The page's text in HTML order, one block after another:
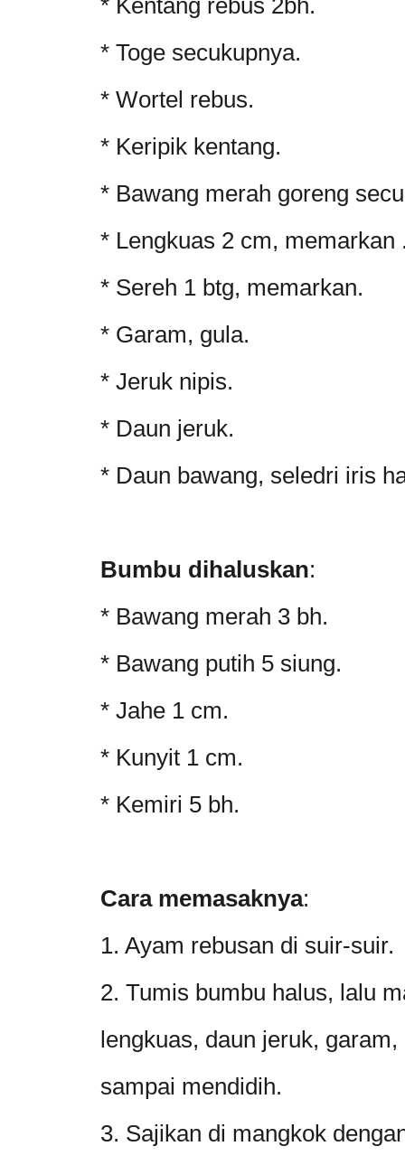
* Toge secukupnya.
* Wortel rebus.
* Keripik kentang.
* Bawang merah goreng
* Lengkuas 2 cm, memarkan
* Sereh 1 btg, memarkan.
* Garam, gula.
* Jeruk nipis.
* Daun jeruk.
* Daun bawang, seledri iris
Bumbu dihaluskan:
* Bawang merah 3 bh.
* Bawang putih 5 siung.
* Jahe 1 cm.
* Kunyit 1 cm.
* Kemiri 5 bh.
Cara memasaknya:
1. Ayam rebusan di suir-suir.
2. Tumis bumbu halus, lalu
lengkuas, daun jeruk,
sampai mendidih.
3. Sajikan di mangkok